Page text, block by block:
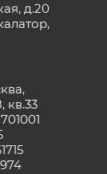
д.20
кв.33